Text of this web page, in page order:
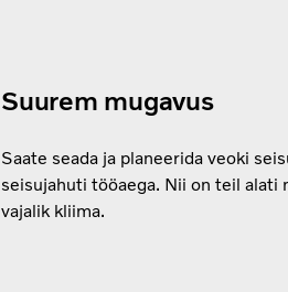
Suurem mugavus
Saate seada ja planeerida veoki
seisujahuti tööaega. Nii on teil alati
vajalik kliima.